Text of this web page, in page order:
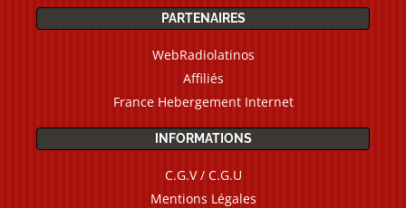
PARTENAIRES
WebRadiolatinos
Affiliés
France Hebergement Internet
INFORMATIONS
C.G.V / C.G.U
Mentions Légales